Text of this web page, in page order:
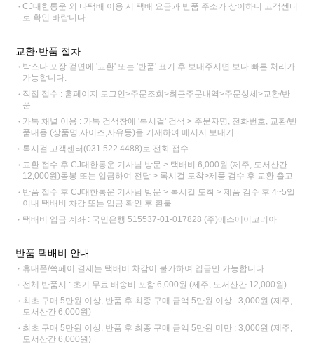
CJ대한통운 외 타택배 이용 시 택배 요금과 반품 주소가 상이하니 고객센터
로 확인 바랍니다.
교환·반품 절차
박스나 포장 겉면에 '교환' 또는 '반품' 표기 후 보내주시면 보다 빠른 처리가
가능합니다.
직접 접수 : 홈페이지 로그인>주문조회>최근주문내역>주문상세>교환/반
품
카톡 채널 이용 : 카톡 검색창에 '록시걸' 검색 > 주문자명, 전화번호, 교환/반
품내용 (상품명,사이즈,사유등)을 기재하여 메시지 보내기
록시걸 고객센터(031.522.4488)로 전화 접수
교환 접수 후 CJ대한통운 기사님 방문 > 택배비 6,000원 (제주, 도서산간
12,000원)동봉 또는 입금하여 전달 > 록시걸 도착>제품 검수 후 교환 출고
반품 접수 후 CJ대한통운 기사님 방문 > 록시걸 도착 > 제품 검수 후 4~5일
이내 택배비 차감 또는 입금 확인 후 환불
택배비 입금 계좌 : 국민은행 515537-01-017828 (주)에스에이코리아
반품 택배비 안내
휴대폰/쓱페이 결제는 택배비 차감이 불가하여 입금만 가능합니다.
전체 반품시 : 초기 무료 배송비 포함 6,000원 (제주, 도서산간 12,000원)
최초 구매 5만원 이상, 반품 후 최종 구매 금액 5만원 이상 : 3,000원 (제주,
도서산간 6,000원)
최초 구매 5만원 이상, 반품 후 최종 구매 금액 5만원 미만 : 3,000원 (제주,
도서산간 6,000원)